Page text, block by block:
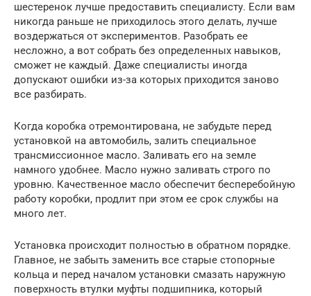
шестеренок лучше предоставить специалисту. Если вам
никогда раньше не приходилось этого делать, лучше
воздержаться от экспериментов. Разобрать ее
несложно, а вот собрать без определенных навыков,
сможет не каждый. Даже специалисты иногда
допускают ошибки из-за которых приходится заново
все разбирать.
Когда коробка отремонтирована, не забудьте перед
установкой на автомобиль, залить специальное
трансмиссионное масло. Заливать его на земле
намного удобнее. Масло нужно заливать строго по
уровню. Качественное масло обеспечит бесперебойную
работу коробки, продлит при этом ее срок службы на
много лет.
Установка происходит полностью в обратном порядке.
Главное, не забыть заменить все старые стопорные
кольца и перед началом установки смазать наружную
поверхность втулки муфты подшипника, который